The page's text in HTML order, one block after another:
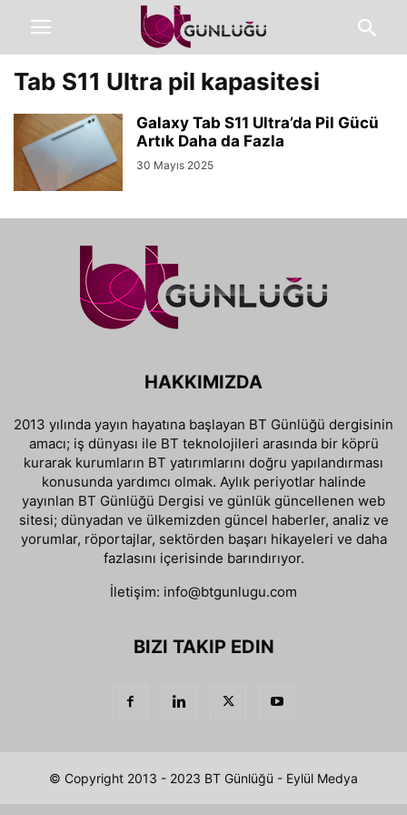
Tab S11 Ultra pil kapasitesi
Galaxy Tab S11 Ultra’da Pil Gücü
Artık Daha da Fazla
30 Mayıs 2025
HAKKIMIZDA
2013 yılında yayın hayatına başlayan BT Günlüğü dergisinin
amacı; iş dünyası ile BT teknolojileri arasında bir köprü
kurarak kurumların BT yatırımlarını doğru yapılandırması
konusunda yardımcı olmak. Aylık periyotlar halinde
yayınlan BT Günlüğü Dergisi ve günlük güncellenen web
sitesi; dünyadan ve ülkemizden güncel haberler, analiz ve
yorumlar, röportajlar, sektörden başarı hikayeleri ve daha
fazlasını içerisinde barındırıyor.
İletişim: info@btgunlugu.com
BIZI TAKIP EDIN
© Copyright 2013 - 2023 BT Günlüğü - Eylül Medya